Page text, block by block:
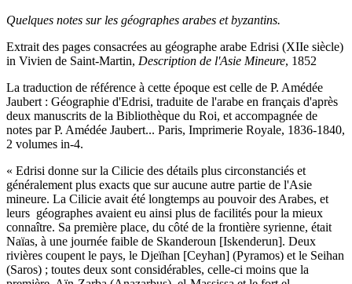
Quelques notes sur les géographes arabes et byzantins.
Extrait des pages consacrées au géographe arabe Edrisi (XIIe siècle)
in Vivien de Saint-Martin, Description de l'Asie Mineure, 1852
La traduction de référence à cette époque est celle de P. Amédée
Jaubert : Géographie d'Edrisi, traduite de l'arabe en français d'après
deux manuscrits de la Bibliothèque du Roi, et accompagnée de
notes par P. Amédée Jaubert... Paris, Imprimerie Royale, 1836-1840,
2 volumes in-4.
« Edrisi donne sur la Cilicie des détails plus circonstanciés et
généralement plus exacts que sur aucune autre partie de l'Asie
mineure. La Cilicie avait été longtemps au pouvoir des Arabes, et
leurs géographes avaient eu ainsi plus de facilités pour la mieux
connaître. Sa première place, du côté de la frontière syrienne, était
Naïas, à une journée faible de Skanderoun [Iskenderun]. Deux
rivières coupent le pays, le Djeïhan [Ceyhan] (Pyramos) et le Seihan
(Saros) ; toutes deux sont considérables, celle-ci moins que la